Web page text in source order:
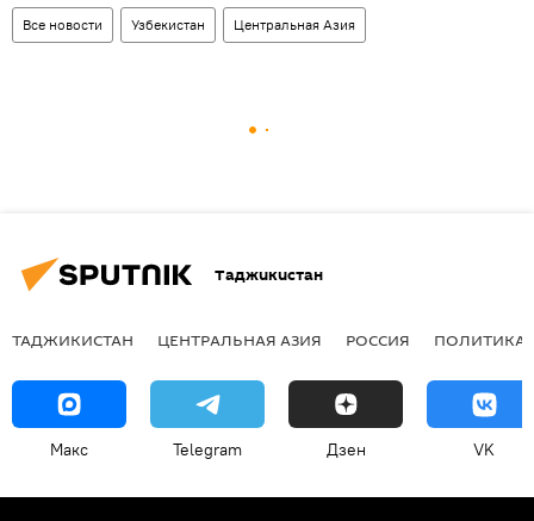
Все новости Узбекистан Центральная Азия
Таджикистан
ТАДЖИКИСТАН ЦЕНТРАЛЬНАЯ АЗИЯ РОССИЯ ПОЛИТИКА
Макс Telegram Дзен VK